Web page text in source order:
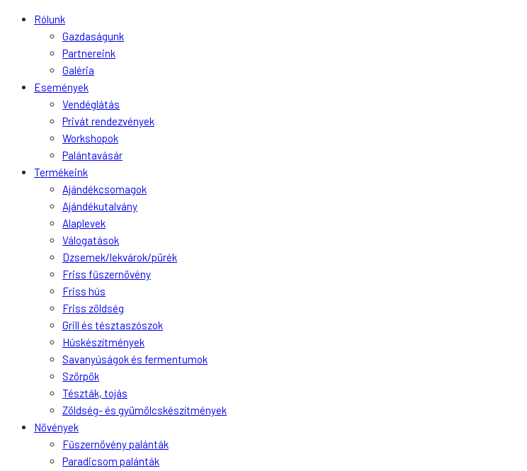
Rólunk
Gazdaságunk
Partnereink
Galéria
Események
Vendéglátás
Privát rendezvények
Workshopok
Palántavásár
Termékeink
Ajándékcsomagok
Ajándékutalvány
Alaplevek
Válogatások
Dzsemek/lekvárok/pürék
Friss fűszernövény
Friss hús
Friss zöldség
Grill és tésztaszószok
Húskészítmények
Savanyúságok és fermentumok
Szörpök
Tészták, tojás
Zöldség- és gyümölcskészítmények
Növények
Fűszernövény palánták
Paradicsom palánták